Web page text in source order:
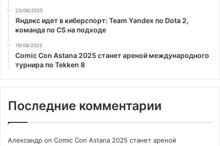
23/06/2025
Яндекс идет в киберспорт: Team Yandex по Dota 2,
команда по CS на подходе
19/06/2025
Comic Con Astana 2025 станет ареной международного
турнира по Tekken 8
Последние комментарии
Александр on Comic Con Astana 2025 станет ареной